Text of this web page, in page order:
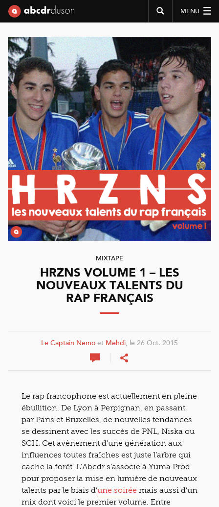
MENU
MIXTAPE
HRZNS VOLUME 1 – LES
NOUVEAUX TALENTS DU
RAP FRANÇAIS
Le Captain Nemo et Mehdi, le 26 Oct. 2015
Le rap francophone est actuellement en pleine
ébullition. De Lyon à Perpignan, en passant
par Paris et Bruxelles, de nouvelles tendances
se dessinent avec les succès de PNL, Niska ou
SCH. Cet avènement d’une génération aux
influences toutes fraîches est juste l’arbre qui
cache la forêt. L’Abcdr s’associe à Yuma Prod
pour proposer la mise en lumière de nouveaux
talents par le biais d’une soirée mais aussi d’un
mix dont voici le premier volume. Entre